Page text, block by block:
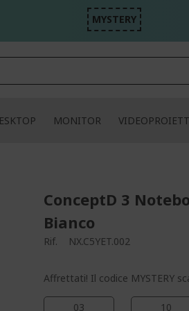
MYSTERY
MONITOR
ConceptD 3
Bianco
Rif. NX.C5YET.002
Affrettati! Il codice MYSTERY
03 10